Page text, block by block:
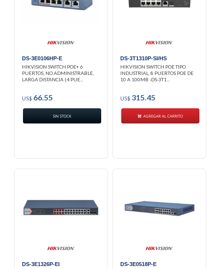
DS-3E0106HP-E
HIKVISION SWITCH POE+ 6
PUERTOS, NO ADMINISTRABLE,
LARGA DISTANCIA (4 PUE...
US$ 66.55
SIN STOCK
DS-3T1310P-SI/HS
HIKVISION SWITCH POE TIPO
INDUSTRIAL, 8 PUERTOS POE DE
10 A 100MB -DS-3T1...
US$315.45
AGREGAR AL CARRITO
DS-3E1326P-EI
DS-3E0518P-E